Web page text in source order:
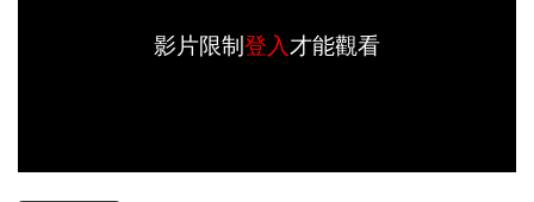
影片限制登入才能觀看